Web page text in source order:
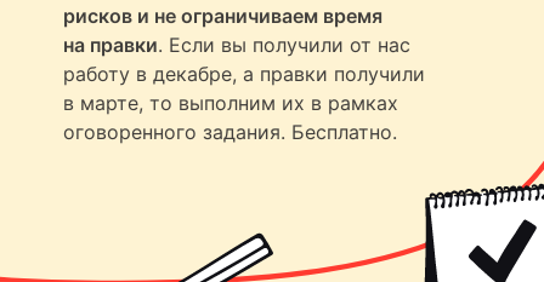
рисков и не ограничиваем время
на правки. Если вы получили от нас
работу в декабре, а правки получили
в марте, то выполним их в рамках
оговоренного задания. Бесплатно.